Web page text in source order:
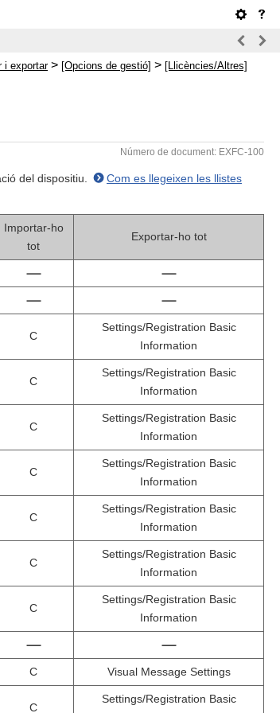
i exportar> [Opcions de gestió] > [Llicències/Altres]
Número de document: EXFC-100
del dispositiu.
Com es llegeixen les llistes
Importar-ho
tot
Exportar-ho tot
C
Settings/Registration Basic
Information
C
Settings/Registration Basic
Information
C
Settings/Registration Basic
Information
C
Settings/Registration Basic
Information
C
Settings/Registration Basic
Information
C
Settings/Registration Basic
Information
C
Settings/Registration Basic
Information
C Visual Message Settings
C
Settings/Registration Basic